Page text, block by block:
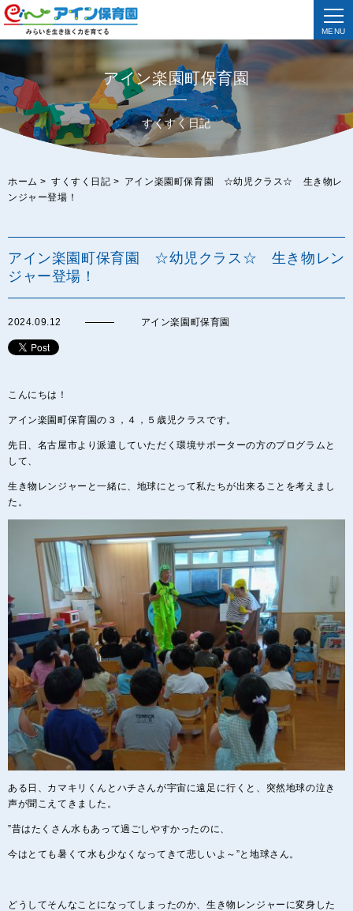
MENU
アイン楽園町保育園
すくすく日記
ホーム > すくすく日記 > アイン楽園町保育園 ☆幼児クラス☆ 生き物レ
ンジャー登場！
アイン楽園町保育園 ☆幼児クラス☆ 生き物レン
ジャー登場！
2024.09.12 アイン楽園町保育園
こんにちは！
アイン楽園町保育園の３，４，５歳児クラスです。
先日、名古屋市より派遣していただく環境サポーターの方のプログラムと
して、
生き物レンジャーと一緒に、地球にとって私たちが出来ることを考えまし
た。
ある日、カマキリくんとハチさんが宇宙に遠足に行くと、突然地球の泣き
声が聞こえてきました。
”昔はたくさん水もあって過ごしやすかったのに、
今はとても暑くて水も少なくなってきて悲しいよ～”と地球さん。
どうしてそんなことになってしまったのか、生き物レンジャーに変身した